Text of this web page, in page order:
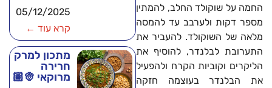
החמה על שוקולד החלב, להמתין
מספר דקות ולערבב עד להמסה
מלאה של השוקולד. להעביר את
התערובת לבלנדר, להוסיף את
הליקרים וקוביות הקרח ולהפעיל
את הבלנדר בעוצמה חזקה
05/12/2025
קרא עוד ←
מתכון למרק
חרירה
מרוקאי 👳🏽